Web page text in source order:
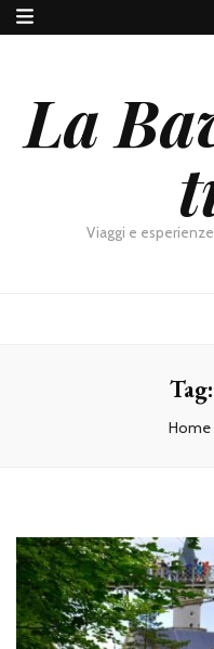
La
Viaggi e
Tag:
Home